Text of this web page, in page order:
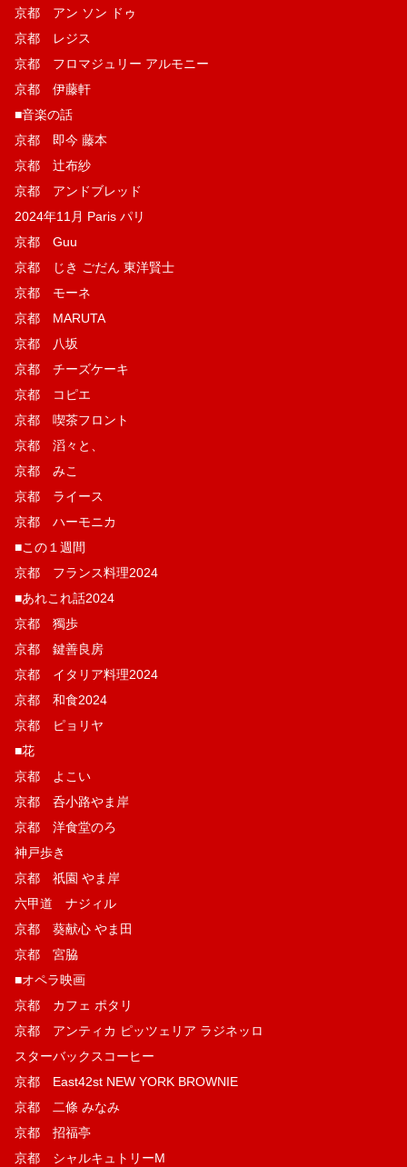
京都 アン ソン ドゥ
京都 レジス
京都 フロマジュリー アルモニー
京都 伊藤軒
■音楽の話
京都 即今 藤本
京都 辻布紗
京都 アンドブレッド
2024年11月 Paris パリ
京都 Guu
京都 じき ごだん 東洋賢士
京都 モーネ
京都 MARUTA
京都 八坂
京都 チーズケーキ
京都 コピエ
京都 喫茶フロント
京都 滔々と、
京都 みこ
京都 ライース
京都 ハーモニカ
■この１週間
京都 フランス料理2024
■あれこれ話2024
京都 獨歩
京都 鍵善良房
京都 イタリア料理2024
京都 和食2024
京都 ピョリヤ
■花
京都 よこい
京都 呑小路やま岸
京都 洋食堂のろ
神戸歩き
京都 祇園 やま岸
六甲道 ナジィル
京都 葵献心 やま田
京都 宮脇
■オペラ映画
京都 カフェ ポタリ
京都 アンティカ ピッツェリア ラジネッロ
スターバックスコーヒー
京都 East42st NEW YORK BROWNIE
京都 二條 みなみ
京都 招福亭
京都 シャルキュトリーM